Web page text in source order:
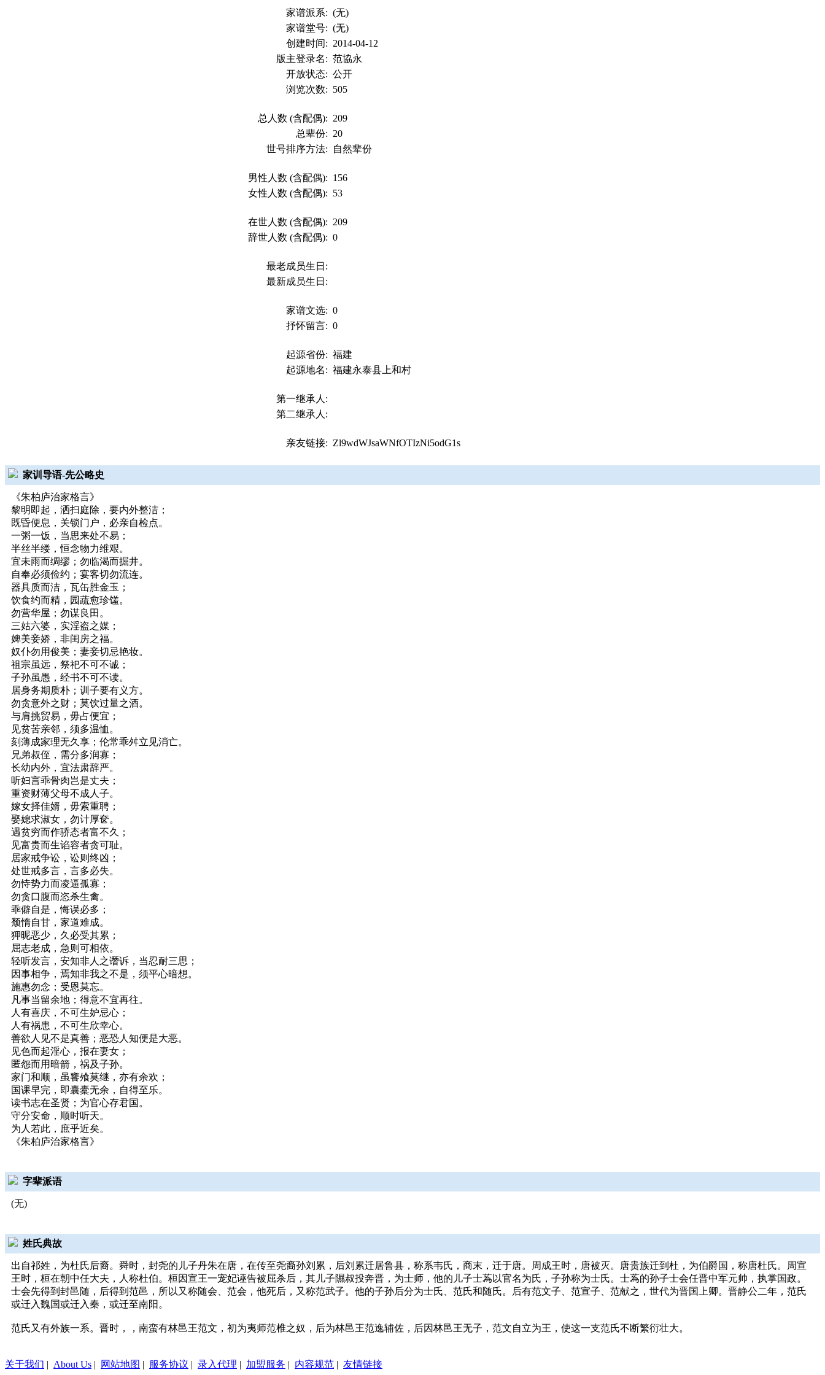
家谱派系: (无)
家谱堂号: (无)
创建时间: 2014-04-12
版主登录名: 范協永
开放状态: 公开
浏览次数: 505
总人数 (含配偶): 209
总辈份: 20
世号排序方法:
自然辈份
男性人数 (含配偶): 156
女性人数 (含配偶): 53
在世人数 (含配偶): 209
辞世人数 (含配偶): 0
最老成员生日:
最新成员生日:
家谱文选: 0
抒怀留言: 0
起源省份: 福建
起源地名: 福建永泰县上和村
第一继承人:
第二继承人:
亲友链接: Zl9wdWJsaWNfOTIzNi5odG1s
家训导语-先公略史
《朱柏庐治家格言》
黎明即起，洒扫庭除，要内外整洁；
既昏便息，关锁门户，必亲自检点。
一粥一饭，当思来处不易；
半丝半缕，恒念物力维艰。
宜未雨而绸缪；勿临渴而掘井。
自奉必须俭约；宴客切勿流连。
器具质而洁，瓦缶胜金玉；
饮食约而精，园蔬愈珍馐。
勿营华屋；勿谋良田。
三姑六婆，实淫盗之媒；
婢美妾娇，非闺房之福。
奴仆勿用俊美；妻妾切忌艳妆。
祖宗虽远，祭祀不可不诚；
子孙虽愚，经书不可不读。
居身务期质朴；训子要有义方。
勿贪意外之财；莫饮过量之酒。
与肩挑贸易，毋占便宜；
见贫苦亲邻，须多温恤。
刻薄成家理无久享；伦常乖舛立见消亡。
兄弟叔侄，需分多润寡；
长幼内外，宜法肃辞严。
听妇言乖骨肉岂是丈夫；
重资财薄父母不成人子。
嫁女择佳婿，毋索重聘；
娶媳求淑女，勿计厚奁。
遇贫穷而作骄态者富不久；
见富贵而生谄容者贪可耻。
居家戒争讼，讼则终凶；
处世戒多言，言多必失。
勿恃势力而凌逼孤寡；
勿贪口腹而恣杀生禽。
乖僻自是，悔误必多；
颓惰自甘，家道难成。
狎昵恶少，久必受其累；
屈志老成，急则可相依。
轻听发言，安知非人之谮诉，当忍耐三思；
因事相争，焉知非我之不是，须平心暗想。
施惠勿念；受恩莫忘。
凡事当留余地；得意不宜再往。
人有喜庆，不可生妒忌心；
人有祸患，不可生欣幸心。
善欲人见不是真善；恶恐人知便是大恶。
见色而起淫心，报在妻女；
匿怨而用暗箭，祸及子孙。
家门和顺，虽饔飧莫继，亦有余欢；
国课早完，即囊橐无余，自得至乐。
读书志在圣贤；为官心存君国。
守分安命，顺时听天。
为人若此，庶乎近矣。
《朱柏庐治家格言》
字辈派语
(无)
姓氏典故
出自祁姓，为杜氏后裔。舜时，封尧的儿子丹朱在唐，在传至尧裔孙刘累，后刘累迁居鲁县，称系韦氏，商末，迁于唐。周成王时，唐被灭。唐贵族迁到杜，为伯爵国，称唐杜氏。周宣
王时，桓在朝中任大夫，人称杜伯。桓因宣王一宠妃诬告被屈杀后，其儿子隰叔投奔晋，为士师，他的儿子士蒍以官名为氏，子孙称为士氏。士蒍的孙子士会任晋中军元帅，执掌国政。
士会先得到封邑随，后得到范邑，所以又称随会、范会，他死后，又称范武子。他的子孙后分为士氏、范氏和随氏。后有范文子、范宣子、范献之，世代为晋国上卿。晋静公二年，范氏
或迁入魏国或迁入秦，或迁至南阳。
范氏又有外族一系。晋时，，南蛮有林邑王范文，初为夷师范椎之奴，后为林邑王范逸辅佐，后因林邑王无子，范文自立为王，使这一支范氏不断繁衍壮大。
关于我们 | About Us | 网站地图 | 服务协议 | 录入代理 | 加盟服务 | 内容规范 | 友情链接